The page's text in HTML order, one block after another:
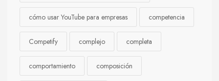
cómo usar YouTube para empresas competencia
Competify complejo completa
comportamiento composición